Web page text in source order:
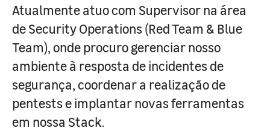
Atualmente atuo com Supervisor na área
de Security Operations (Red Team & Blue
Team), onde procuro gerenciar nosso
ambiente à resposta de incidentes de
segurança, coordenar a realização de
pentests e implantar novas ferramentas
em nossa Stack.